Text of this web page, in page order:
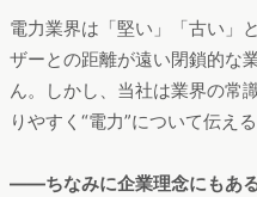
電力業界は「堅い」「古い」
ザーとの距離が遠い閉鎖的な
ん。しかし、当社は業界の常
りやすく“電力”について伝え
――ちなみに企業理念にもあ